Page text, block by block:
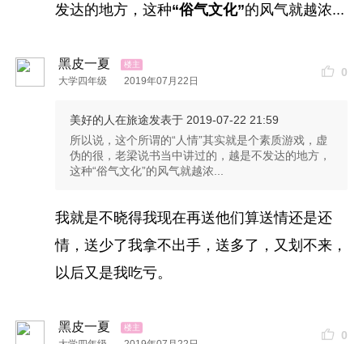
发达的地方，这种“俗气文化”的风气就越浓...
黑皮一夏
大学四年级 2019年07月22日
0
美好的人在旅途发表于 2019-07-22 21:59
所以说，这个所谓的“人情”其实就是个素质游戏，虚
伪的很，老梁说书当中讲过的，越是不发达的地方，
这种“俗气文化”的风气就越浓...
我就是不晓得我现在再送他们算送情还是还
情，送少了我拿不出手，送多了，又划不来，
以后又是我吃亏。
黑皮一夏
0